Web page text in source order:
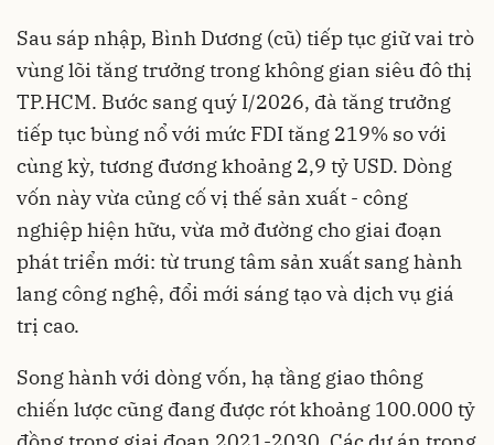
Sau sáp nhập, Bình Dương (cũ) tiếp tục giữ vai trò
vùng lõi tăng trưởng trong không gian siêu đô thị
TP.HCM. Bước sang quý I/2026, đà tăng trưởng
tiếp tục bùng nổ với mức FDI tăng 219% so với
cùng kỳ, tương đương khoảng 2,9 tỷ USD. Dòng
vốn này vừa củng cố vị thế sản xuất - công
nghiệp hiện hữu, vừa mở đường cho giai đoạn
phát triển mới: từ trung tâm sản xuất sang hành
lang công nghệ, đổi mới sáng tạo và dịch vụ giá
trị cao.
Song hành với dòng vốn, hạ tầng giao thông
chiến lược cũng đang được rót khoảng 100.000 tỷ